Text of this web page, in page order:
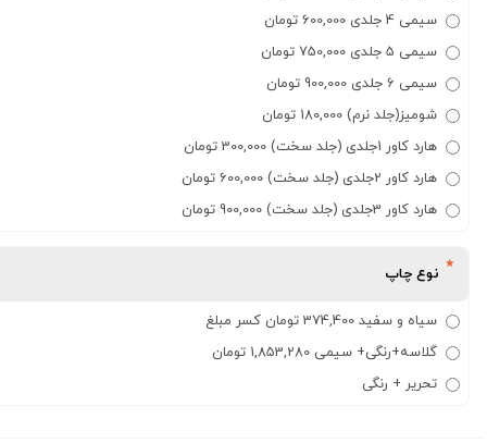
سیمی 4 جلدی 600,000 تومان
سیمی 5 جلدی 750,000 تومان
سیمی 6 جلدی 900,000 تومان
شومیز(جلد نرم) 180,000 تومان
هارد کاور 1جلدی (جلد سخت) 300,000 تومان
هارد کاور 2جلدی (جلد سخت) 600,000 تومان
هارد کاور 3جلدی (جلد سخت) 900,000 تومان
نوع چاپ
سیاه و سفید 374,400 تومان کسر مبلغ
گلاسه+رنگی+ سیمی 1,853,280 تومان
تحریر + رنگی